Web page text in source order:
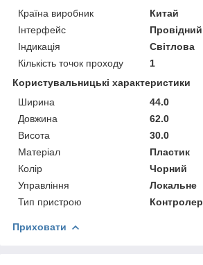
Країна виробник
Китай
Інтерфейс
Провідний
Індикація
Світлова
Кількість точок проходу
1
Користувальницькі характеристики
Ширина
44.0
Довжина
62.0
Висота
30.0
Матеріал
Пластик
Колір
Чорний
Управління
Локальне
Тип пристрою
Контролер
Приховати